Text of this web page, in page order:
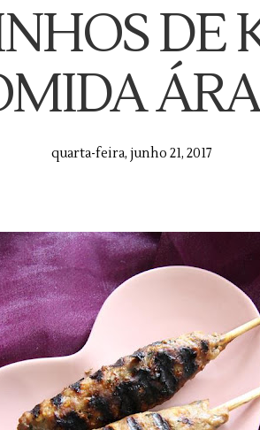
DE
quarta-feira, junho 21, 2017